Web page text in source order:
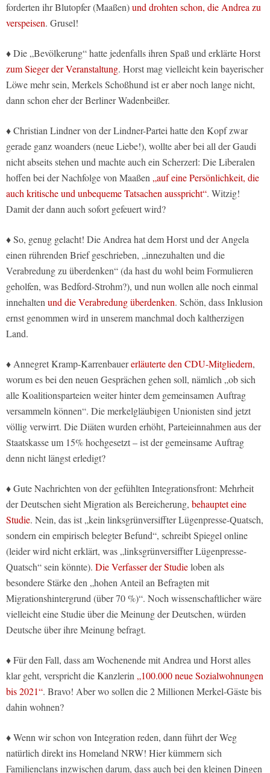
forderten ihr Blutopfer (Maaßen)und drohten schon, die Andrea zu
verspeisen. Grusel!
♦ Die „Bevölkerung“ hatte jedenfalls ihren Spaß und erklärte Horst
zum Sieger der Veranstaltung. Horst mag vielleicht kein bayerischer
Löwe mehr sein, Merkels Schoßhund ist er aber noch lange nicht,
dann schon eher der Berliner Wadenbeißer.
♦ Christian Lindner von der Lindner-Partei hatte den Kopf zwar
gerade ganz woanders (neue Liebe!), wollte aber bei all der Gaudi
nicht abseits stehen und machte auch ein Scherzerl: Die Liberalen
hoffen bei der Nachfolge von Maaßen„auf eine Persönlichkeit, die
auch kritische und unbequeme Tatsachen ausspricht“. Witzig!
Damit der dann auch sofort gefeuert wird?
♦ So, genug gelacht! Die Andrea hat dem Horst und der Angela
einen rührenden Brief geschrieben, „innezuhalten und die
Verabredung zu überdenken“ (da hast du wohl beim Formulieren
geholfen, was Bedford-Strohm?), und nun wollen alle noch einmal
innehaltenund die Verabredung überdenken. Schön, dass Inklusion
ernst genommen wird in unserem manchmal doch kaltherzigen
Land.
♦ Annegret Kramp-Karrenbauererläuterte den CDU-Mitgliedern,
worum es bei den neuen Gesprächen gehen soll, nämlich „ob sich
alle Koalitionsparteien weiter hinter dem gemeinsamen Auftrag
versammeln können“. Die merkelgläubigen Unionisten sind jetzt
völlig verwirrt. Die Diäten wurden erhöht, Parteieinnahmen aus der
Staatskasse um 15% hochgesetzt – ist der gemeinsame Auftrag
denn nicht längst erledigt?
♦ Gute Nachrichten von der gefühlten Integrationsfront: Mehrheit
der Deutschen sieht Migration als Bereicherung, behauptet eine
Studie. Nein, das ist „kein linksgrünversiffter Lügenpresse-Quatsch,
sondern ein empirisch belegter Befund“, schreibt Spiegel online
(leider wird nicht erklärt, was „linksgrünversiffter Lügenpresse-
Quatsch“ sein könnte). Die Verfasser der Studieloben als
besondere Stärke den „hohen Anteil an Befragten mit
Migrationshintergrund (über 70 %)“. Noch wissenschaftlicher wäre
vielleicht eine Studie über die Meinung der Deutschen, würden
Deutsche über ihre Meinung befragt.
♦ Für den Fall, dass am Wochenende mit Andrea und Horst alles
klar geht, verspricht die Kanzlerin„100.000 neue Sozialwohnungen
bis 2021“. Bravo! Aber wo sollen die 2 Millionen Merkel-Gäste bis
dahin wohnen?
♦ Wenn wir schon von Integration reden, dann führt der Weg
natürlich direkt ins Homeland NRW! Hier kümmern sich
Familienclans inzwischen darum, dass auch bei den kleinen Dingen